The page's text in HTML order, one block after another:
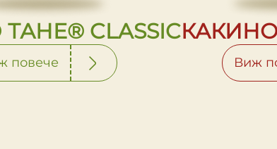
CLASSIC
повече
КАКИНО
Виж